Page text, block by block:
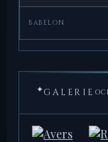
BABELON
✦GALERIE